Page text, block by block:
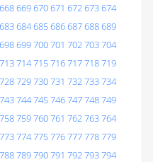
668669670671 672673674
683684685686687688689
698699700701 702703704
713714715716717718719
728729730731 732733734
743744745746747748749
758759760761 762763764
773774775776777778779
788789790791 792793794